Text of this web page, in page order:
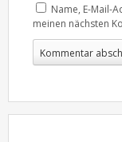
Name, E-Mail-
meinen nächsten